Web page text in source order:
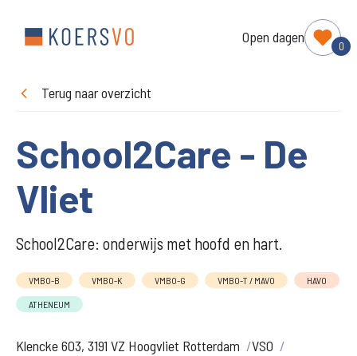
Open dagen
0
Terug naar overzicht
School2Care - De
Vliet
School2Care: onderwijs met hoofd en hart.
VMBO-B VMBO-K VMBO-G VMBO-T / MAVO HAVO
ATHENEUM
Klencke 603, 3191 VZ Hoogvliet Rotterdam
VSO